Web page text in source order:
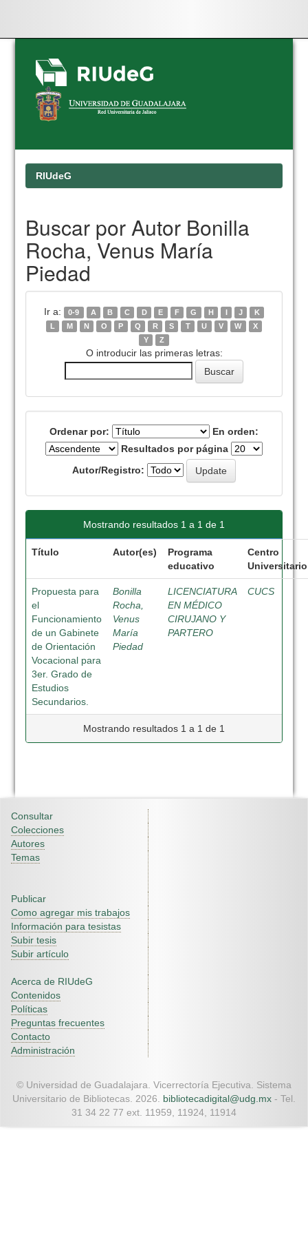
Skip
navigation
RIUdeG
Buscar por Autor Bonilla
Rocha, Venus María
Piedad
Ir a: 0-9 A B C D E F G H I J
K
L
M N O P Q R S T U V W
X
Y
Z
O introducir las primeras letras:
Ordenar por:
En orden:
Resultados por página
Autor/Registro:
Mostrando resultados 1 a 1 de 1
Título Autor(es)
Programa
educativo
Centro
Universitario
Propuesta para
el
Funcionamiento
de un Gabinete
de Orientación
Vocacional para
3er. Grado de
Estudios
Secundarios.
Bonilla
Rocha,
Venus
María
Piedad
LICENCIATURA
EN MÉDICO
CIRUJANO Y
PARTERO
CUCS
Mostrando resultados 1 a 1 de 1
Consultar
Colecciones
Autores
Temas
Publicar
Como agregar mis trabajos
Información para tesistas
Subir tesis
Subir artículo
Acerca de RIUdeG
Contenidos
Políticas
Preguntas frecuentes
Contacto
Administración
© Universidad de Guadalajara. Vicerrectoría Ejecutiva. Sistema
Universitario de Bibliotecas. 2026. bibliotecadigital@udg.mx - Tel.
31 34 22 77 ext. 11959, 11924, 11914